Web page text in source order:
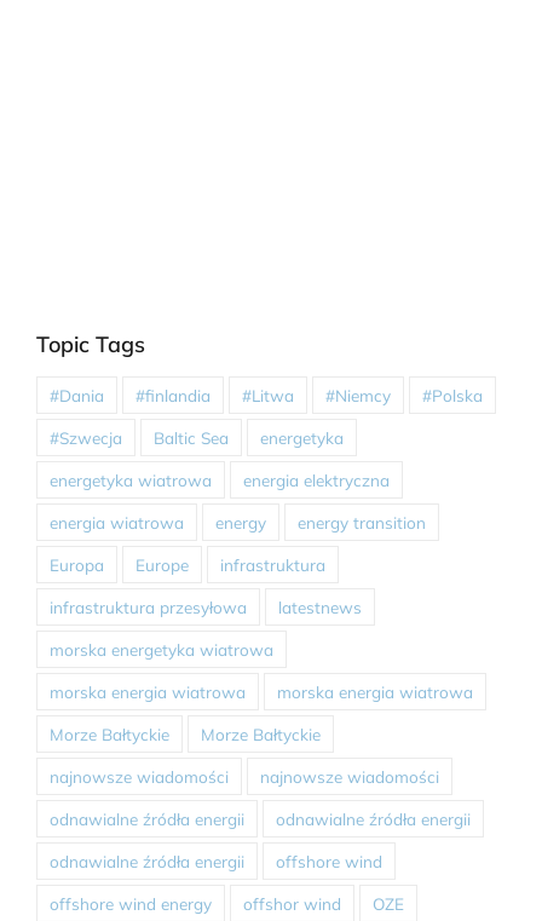
Topic Tags
#Dania #finlandia #Litwa #Niemcy #Polska
#Szwecja Baltic Sea energetyka
energetyka wiatrowa energia elektryczna
energia wiatrowa energy energy transition
Europa Europe infrastruktura
infrastruktura przesyłowa latestnews
morska energetyka wiatrowa
morska energia wiatrowa morska energia wiatrowa
Morze Bałtyckie Morze Bałtyckie
najnowsze wiadomości najnowsze wiadomości
odnawialne źródła energii odnawialne źródła energii
odnawialne źródła energii offshore wind
offshore wind energy offshor wind OZE